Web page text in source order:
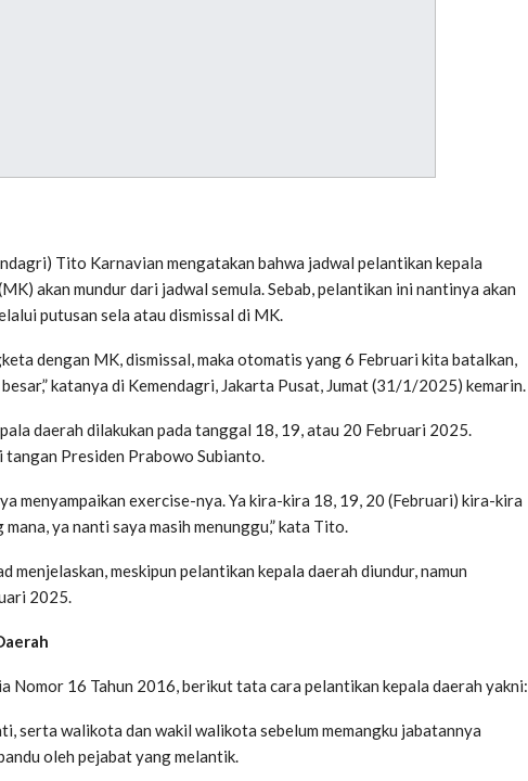
Tito Karnavian mengatakan bahwa jadwal pelantikan kepala
akan mundur dari jadwal semula. Sebab, pelantikan ini nantinya akan
putusan sela atau dismissal di MK.
dengan MK, dismissal, maka otomatis yang 6 Februari kita batalkan,
katanya di Kemendagri, Jakarta Pusat, Jumat (31/1/2025) kemarin.
daerah dilakukan pada tanggal 18, 19, atau 20 Februari 2025.
tangan Presiden Prabowo Subianto.
menyampaikan exercise-nya. Ya kira-kira 18, 19, 20 (Februari) kira-kira
ya nanti saya masih menunggu,” kata Tito.
menjelaskan, meskipun pelantikan kepala daerah diundur, namun
2025.
Nomor 16 Tahun 2016, berikut tata cara pelantikan kepala daerah yakni:
serta walikota dan wakil walikota sebelum memangku jabatannya
oleh pejabat yang melantik.